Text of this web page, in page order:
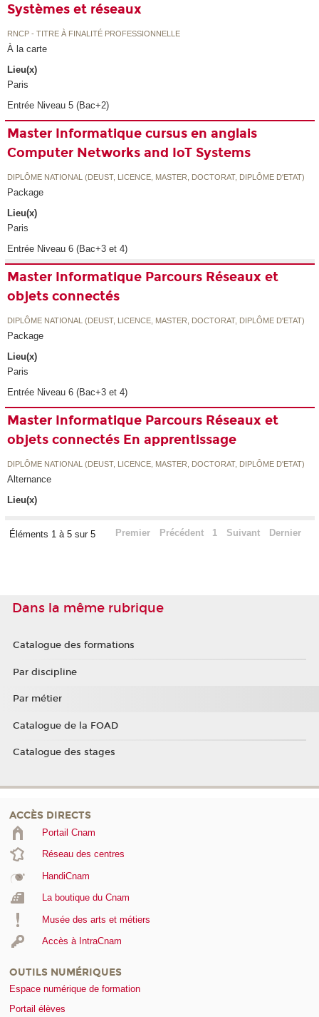
Systèmes et réseaux
RNCP - TITRE À FINALITÉ PROFESSIONNELLE
À la carte
Lieu(x)
Paris
Entrée Niveau 5 (Bac+2)
Master Informatique cursus en anglais
Computer Networks and IoT Systems
DIPLÔME NATIONAL (DEUST, LICENCE, MASTER, DOCTORAT, DIPLÔME D'ETAT)
Package
Lieu(x)
Paris
Entrée Niveau 6 (Bac+3 et 4)
Master Informatique Parcours Réseaux et
objets connectés
DIPLÔME NATIONAL (DEUST, LICENCE, MASTER, DOCTORAT, DIPLÔME D'ETAT)
Package
Lieu(x)
Paris
Entrée Niveau 6 (Bac+3 et 4)
Master Informatique Parcours Réseaux et
objets connectés En apprentissage
DIPLÔME NATIONAL (DEUST, LICENCE, MASTER, DOCTORAT, DIPLÔME D'ETAT)
Alternance
Lieu(x)
Éléments 1 à 5 sur 5 Premier Précédent 1 Suivant Dernier
Dans la même rubrique
Catalogue des formations
Par discipline
Par métier
Catalogue de la FOAD
Catalogue des stages
ACCÈS DIRECTS
Portail Cnam
Réseau des centres
HandiCnam
La boutique du Cnam
Musée des arts et métiers
Accès à IntraCnam
OUTILS NUMÉRIQUES
Espace numérique de formation
Portail élèves